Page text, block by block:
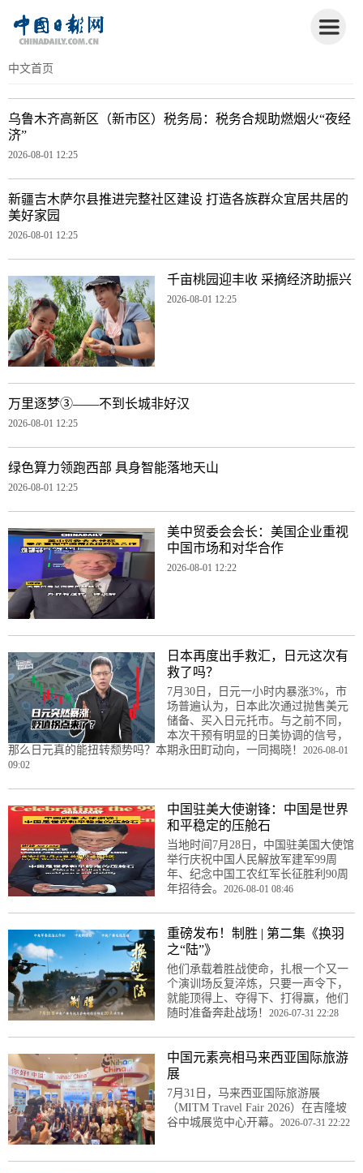
中文首页
乌鲁木齐高新区（新市区）税务局：税务合规助燃烟火“夜经
济”
2026-08-01 12:25
新疆吉木萨尔县推进完整社区建设 打造各族群众宜居共居的
美好家园‌
2026-08-01 12:25
千亩桃园迎丰收 采摘经济助振兴
2026-08-01 12:25
万里逐梦③——不到长城非好汉
2026-08-01 12:25
绿色算力领跑西部 具身智能落地天山
2026-08-01 12:25
美中贸委会会长：美国企业重视
中国市场和对华合作
2026-08-01 12:22
日本再度出手救汇，日元这次有
救了吗？
7月30日，日元一小时内暴涨3%，市
场普遍认为，日本此次通过抛售美元
储备、买入日元托市。与之前不同，
本次干预有明显的日美协调的信号，
那么日元真的能扭转颓势吗？本期永田町动向，一同揭晓！ 2026-08-01
09:02
中国驻美大使谢锋：中国是世界
和平稳定的压舱石
当地时间7月28日，中国驻美国大使馆
举行庆祝中国人民解放军建军99周
年、纪念中国工农红军长征胜利90周
年招待会。 2026-08-01 08:46
重磅发布！制胜 | 第二集《换羽
之“陆”》
他们承载着胜战使命，扎根一个又一
个演训场反复淬炼，只要一声令下，
就能顶得上、夺得下、打得赢，他们
随时准备奔赴战场！ 2026-07-31 22:28
中国元素亮相马来西亚国际旅游
展
7月31日，马来西亚国际旅游展
（MITM Travel Fair 2026）在吉隆坡
谷中城展览中心开幕。 2026-07-31 22:22